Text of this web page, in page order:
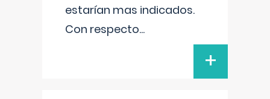
estarían mas indicados.
Con respecto...
+